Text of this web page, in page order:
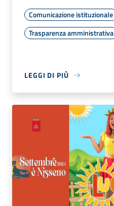
Comunicazione istituzionale
Trasparenza amministrativa
LEGGI DI PIÙ